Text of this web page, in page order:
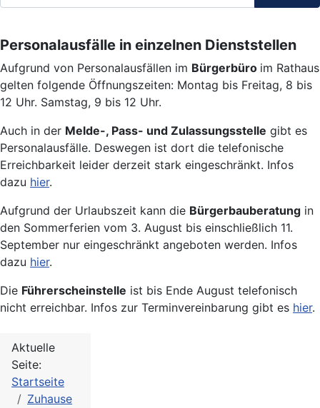
Personalausfälle in einzelnen Dienststellen
Aufgrund von Personalausfällen im Bürgerbüro im Rathaus
gelten folgende Öffnungszeiten: Montag bis Freitag, 8 bis
12 Uhr. Samstag, 9 bis 12 Uhr.
Auch in der Melde-, Pass- und Zulassungsstelle gibt es
Personalausfälle. Deswegen ist dort die telefonische
Erreichbarkeit leider derzeit stark eingeschränkt. Infos
dazu hier.
Aufgrund der Urlaubszeit kann die Bürgerbauberatung in
den Sommerferien vom 3. August bis einschließlich 11.
September nur eingeschränkt angeboten werden. Infos
dazu hier.
Die Führerscheinstelle ist bis Ende August telefonisch
nicht erreichbar. Infos zur Terminvereinbarung gibt es hier.
Aktuelle
Seite:
Startseite
Zuhause